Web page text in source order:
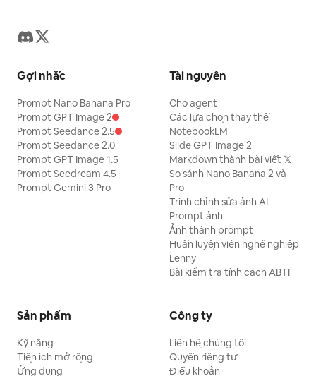
Gợi nhắc
Prompt Nano Banana Pro
Prompt GPT Image 2
Prompt Seedance 2.5
Prompt Seedance 2.0
Prompt GPT Image 1.5
Prompt Seedream 4.5
Prompt Gemini 3 Pro
Tài nguyên
Cho agent
Các lựa chọn thay thế
NotebookLM
Slide GPT Image 2
Markdown thành bài viết 𝕏
So sánh Nano Banana 2 và
Pro
Trình chỉnh sửa ảnh AI
Prompt ảnh
Ảnh thành prompt
Huấn luyện viên nghề nghiệp
Lenny
Bài kiểm tra tính cách ABTI
Sản phẩm
Kỹ năng
Tiện ích mở rộng
Ứng dụng
Công ty
Liên hệ chúng tôi
Quyền riêng tư
Điều khoản